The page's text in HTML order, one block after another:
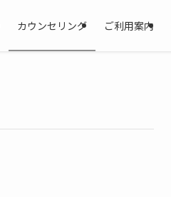
カウンセリング ご利用案内